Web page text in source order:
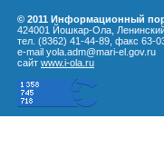
© 2011 Информационный
424001 Йошкар-Ола,
тел. (8362) 41-44-89, факс 63-
e-mail yola.adm@mari-el.gov.ru
сайт www.i-ola.ru